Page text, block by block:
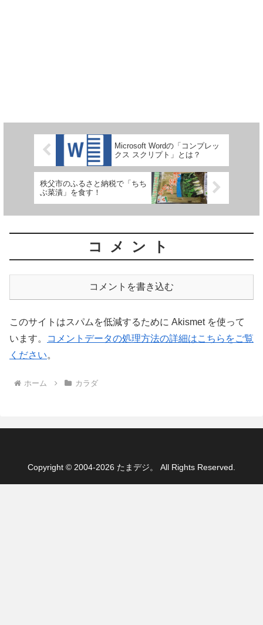
Microsoft Wordの「コンプレッ
クス スクリプト」とは？
秩父市のふるさと納税で「ちち
ぶ菜漬」を食す！
コメント
コメントを書き込む
このサイトはスパムを低減するために Akismet を使って
います。
コメントデータの処理方法の詳細はこちらをご覧
ください。
ホーム カラダ
Copyright © 2004-2026 たまデジ。 All Rights Reserved.